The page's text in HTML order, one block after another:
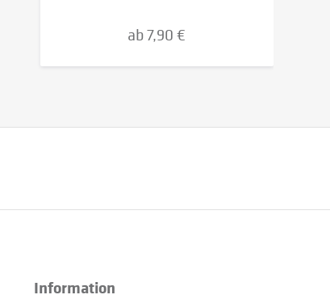
ab 7,90 €
Information